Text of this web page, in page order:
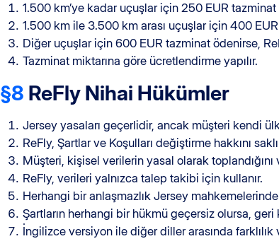
1.500 km’ye kadar uçuşlar için 250 EUR tazminat
1.500 km ile 3.500 km arası uçuşlar için 400
Diğer uçuşlar için 600 EUR tazminat ödenirse,
Tazminat miktarına göre ücretlendirme yapılır.
§8 ReFly Nihai Hükümler
Jersey yasaları geçerlidir, ancak müşteri kendi
ReFly, Şartlar ve Koşulları değiştirme hakkını
Müşteri, kişisel verilerin yasal olarak toplandığını
ReFly, verileri yalnızca talep takibi için kullanır.
Herhangi bir anlaşmazlık Jersey
Şartların herhangi bir hükmü geçersiz olursa,
İngilizce versiyon ile diğer diller arasında